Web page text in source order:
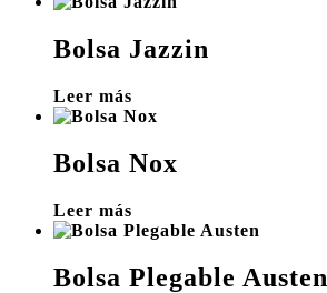
Bolsa Jazzin
Leer más
Bolsa Nox
Leer más
Bolsa Plegable Austen